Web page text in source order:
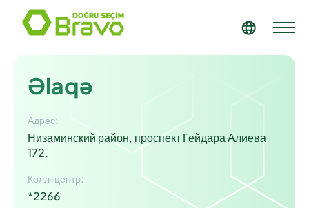
Əlaqə
Адрес:
Низаминский район, проспект Гейдара Алиева
172.
Колл-центр:
*2266